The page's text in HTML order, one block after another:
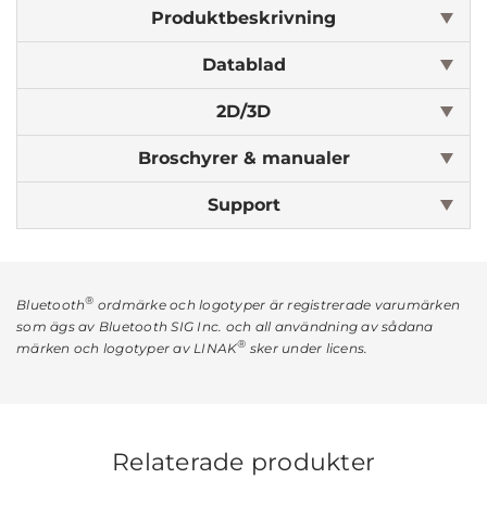
Produktbeskrivning
Datablad
2D/3D
Broschyrer & manualer
Support
Bluetooth® ordmärke och logotyper är registrerade varumärken
som ägs av Bluetooth SIG Inc. och all användning av sådana
märken och logotyper av LINAK® sker under licens.
Relaterade produkter